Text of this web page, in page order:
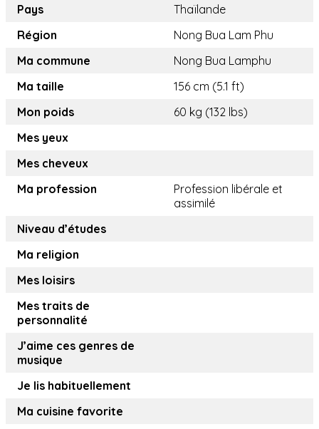
Pays
Thaïlande
Région
Nong Bua Lam Phu
Ma commune
Nong Bua Lamphu
Ma taille
156 cm (5.1 ft)
Mon poids
60 kg (132 lbs)
Mes yeux
Mes cheveux
Ma profession
Profession libérale et
assimilé
Niveau d’études
Ma religion
Mes loisirs
Mes traits de
personnalité
J’aime ces genres de
musique
Je lis habituellement
Ma cuisine favorite